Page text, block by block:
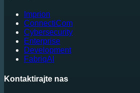
Imprion
ConnectiCom
Cybersecurity
Enterprise
Development
FabriqAI
Kontaktirajte nas